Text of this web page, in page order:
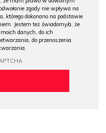
zgody nie wpływa na
którego dokonano na podstawie
Jestem też świadomy/a, że
danych, do ich
do przenoszenia